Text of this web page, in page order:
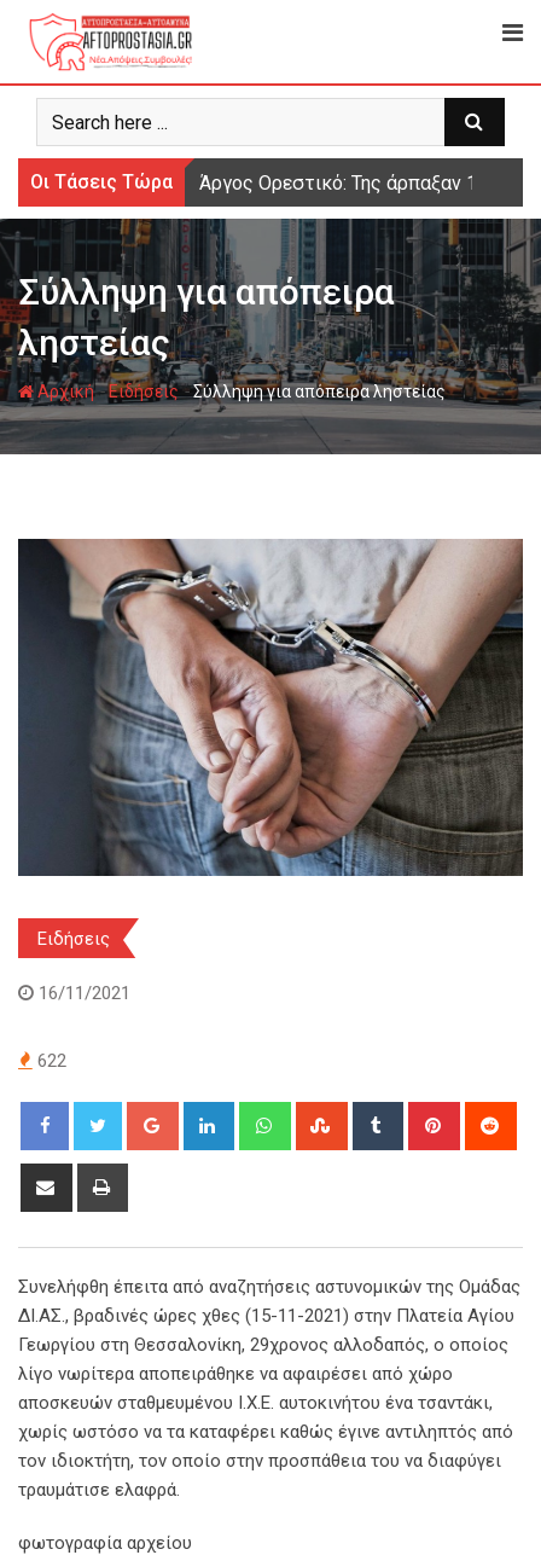
Ψάχνω
για...
Οι Τάσεις Τώρα Άργος Ορεστικό: Της άρπαξαν 15.000
Σύλληψη για απόπειρα
ληστείας
Αρχική-Ειδήσεις-Σύλληψη για απόπειρα ληστείας
Ειδήσεις
16/11/2021
622
Google+ LinkedIn WhatsappStumbleUpon
Tumblr Pinterest
Share
Συνελήφθη έπειτα από αναζητήσεις αστυνομικών της Ομάδας
ΔΙ.ΑΣ., βραδινές ώρες χθες (15-11-2021) στην Πλατεία Αγίου
Γεωργίου στη Θεσσαλονίκη, 29χρονος αλλοδαπός, ο οποίος
λίγο νωρίτερα αποπειράθηκε να αφαιρέσει από χώρο
αποσκευών σταθμευμένου Ι.Χ.Ε. αυτοκινήτου ένα τσαντάκι,
χωρίς ωστόσο να τα καταφέρει καθώς έγινε αντιληπτός από
τον ιδιοκτήτη, τον οποίο στην προσπάθεια του να διαφύγει
τραυμάτισε ελαφρά.
φωτογραφία αρχείου